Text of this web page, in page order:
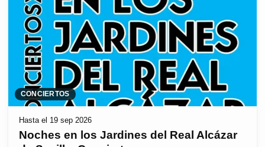
CONCIERTOS
Hasta el 19 sep 2026
Noches en los Jardines del Real Alcázar